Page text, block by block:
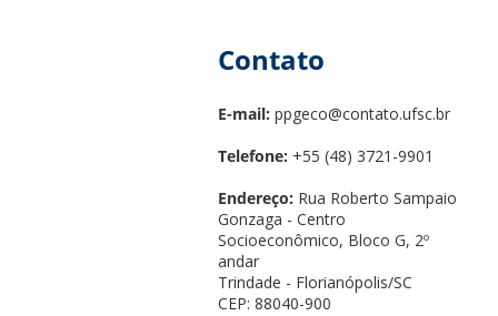
Contato
E-mail: ppgeco@contato.ufsc.br
Telefone: +55 (48) 3721-9901
Endereço: Rua Roberto Sampaio
Gonzaga - Centro
Socioeconômico, Bloco G, 2º
andar
Trindade - Florianópolis/SC
CEP: 88040-900